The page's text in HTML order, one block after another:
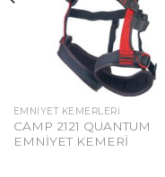
EMNIYET KEMERLERI
CAMP 2121 QUANTUM
EMNİYET KEMERİ